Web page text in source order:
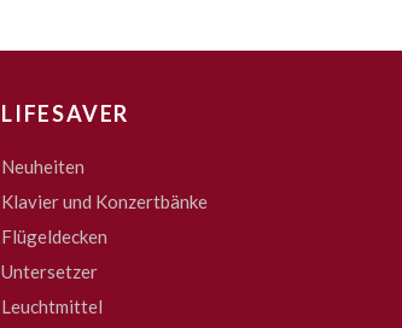
LIFESAVER
Neuheiten
Klavier und Konzertbänke
Flügeldecken
Untersetzer
Leuchtmittel